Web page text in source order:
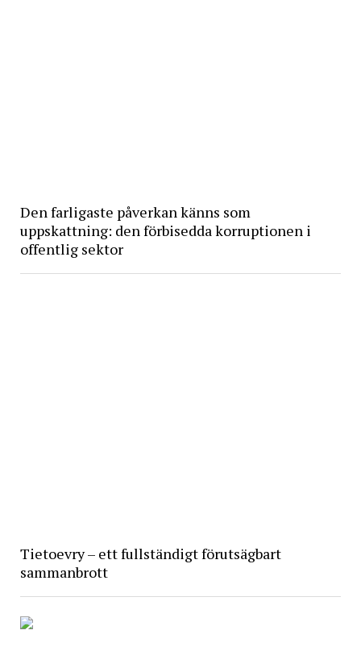
Den farligaste påverkan känns som
uppskattning: den förbisedda korruptionen i
offentlig sektor
Tietoevry – ett fullständigt förutsägbart
sammanbrott